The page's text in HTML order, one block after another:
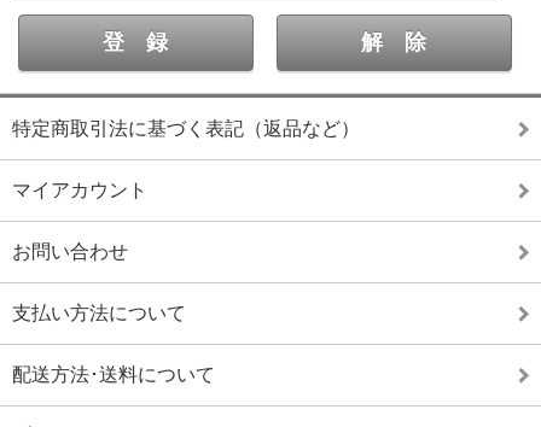
特定商取引法に基づく表記（返品など）
マイアカウント
お問い合わせ
支払い方法について
配送方法･送料について